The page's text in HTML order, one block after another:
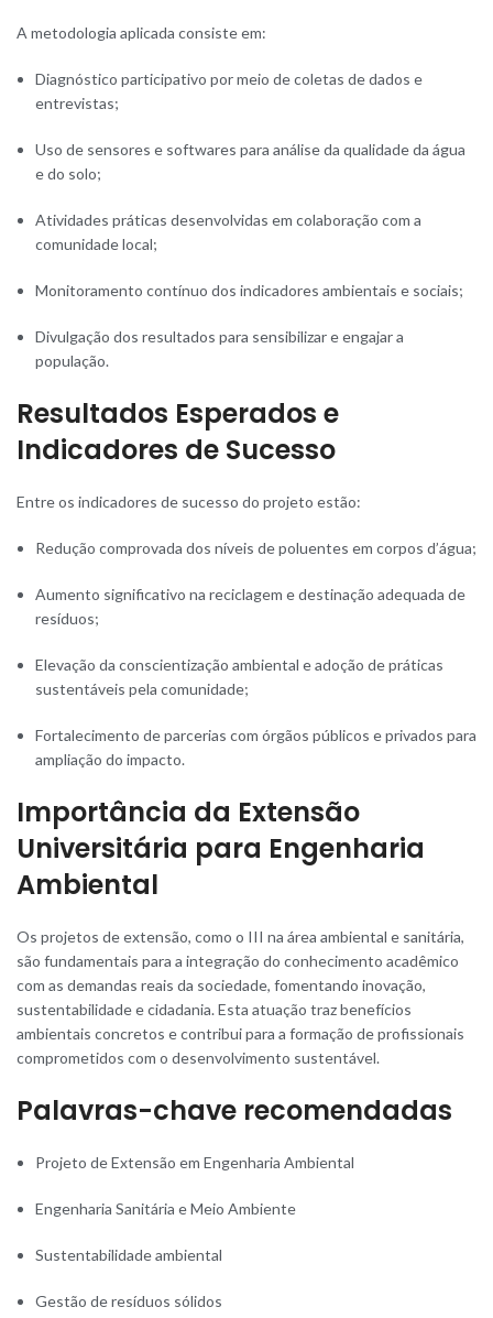
A metodologia aplicada consiste em:
Diagnóstico participativo por meio de coletas de dados e
entrevistas;
Uso de sensores e softwares para análise da qualidade da água
e do solo;
Atividades práticas desenvolvidas em colaboração com a
comunidade local;
Monitoramento contínuo dos indicadores ambientais e sociais;
Divulgação dos resultados para sensibilizar e engajar a
população.
Resultados Esperados e
Indicadores de Sucesso
Entre os indicadores de sucesso do projeto estão:
Redução comprovada dos níveis de poluentes em corpos d’água;
Aumento significativo na reciclagem e destinação adequada de
resíduos;
Elevação da conscientização ambiental e adoção de práticas
sustentáveis pela comunidade;
Fortalecimento de parcerias com órgãos públicos e privados para
ampliação do impacto.
Importância da Extensão
Universitária para Engenharia
Ambiental
Os projetos de extensão, como o III na área ambiental e sanitária,
são fundamentais para a integração do conhecimento acadêmico
com as demandas reais da sociedade, fomentando inovação,
sustentabilidade e cidadania. Esta atuação traz benefícios
ambientais concretos e contribui para a formação de profissionais
comprometidos com o desenvolvimento sustentável.
Palavras-chave recomendadas
Projeto de Extensão em Engenharia Ambiental
Engenharia Sanitária e Meio Ambiente
Sustentabilidade ambiental
Gestão de resíduos sólidos